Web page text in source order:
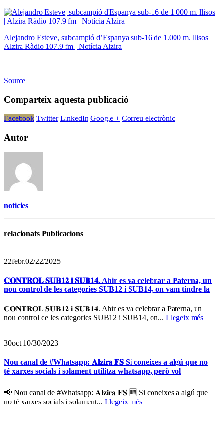
Alejandro Esteve, subcampió d’Espanya sub-16 de 1.000 m. llisos |
Alzira Ràdio 107.9 fm | Notícia Alzira
Source
Comparteix aquesta publicació
Facebook Twitter LinkedIn Google + Correu electrònic
Autor
noticies
relacionats Publicacions
22febr.02/22/2025
𝐂𝐎𝐍𝐓𝐑𝐎𝐋 𝐒𝐔𝐁𝟏𝟐 𝐢 𝐒𝐔𝐁𝟏𝟒. Ahir es va celebrar a Paterna, un
nou control de les categories SUB12 i SUB14, on vam tindre la
𝐂𝐎𝐍𝐓𝐑𝐎𝐋 𝐒𝐔𝐁𝟏𝟐 𝐢 𝐒𝐔𝐁𝟏𝟒. Ahir es va celebrar a Paterna, un
nou control de les categories SUB12 i SUB14, on... Llegeix més
30oct.10/30/2023
Nou canal de #Whatsapp: 𝐀𝐥𝐳𝐢𝐫𝐚 𝐅𝐒 Si coneixes a algú que no
té xarxes socials i solament utilitza whatsapp, però vol
📢 Nou canal de #Whatsapp: 𝐀𝐥𝐳𝐢𝐫𝐚 𝐅𝐒 🆕 Si coneixes a algú que
no té xarxes socials i solament... Llegeix més